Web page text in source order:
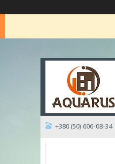
+380 (50) 606-08-34